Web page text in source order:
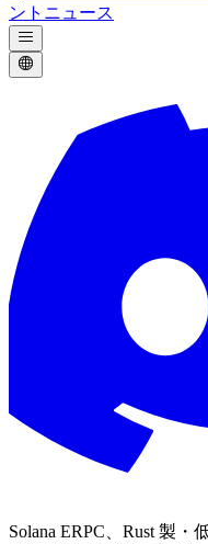
ント ニュース
Solana ERPC、Rust 製